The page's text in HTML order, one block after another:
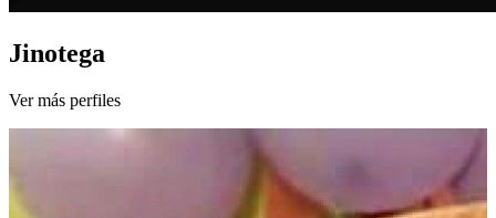
Jinotega
Ver más perfiles